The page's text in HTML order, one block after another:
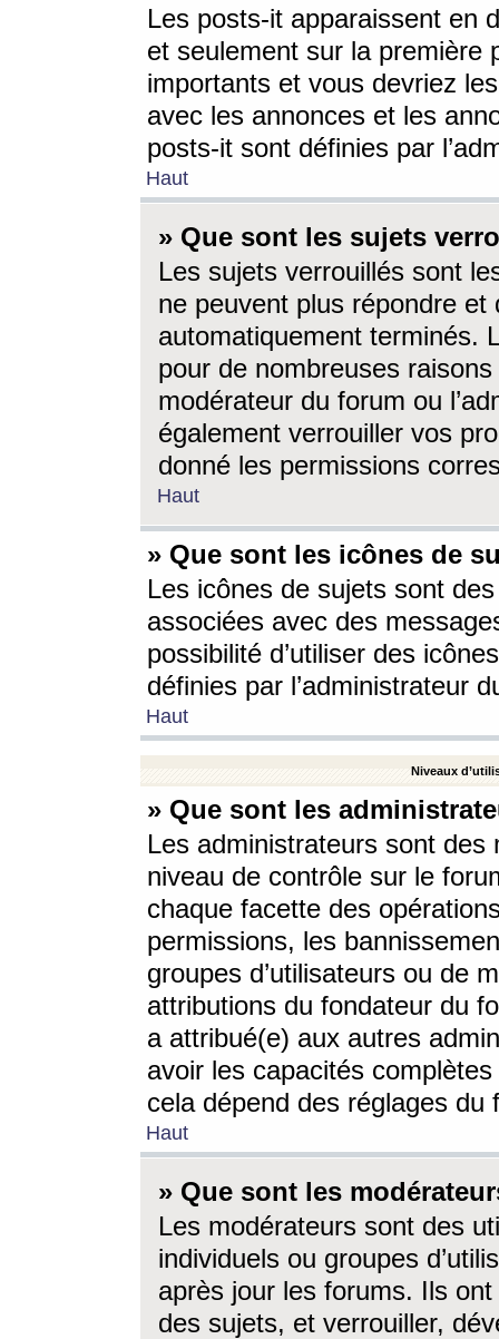
Les posts-it apparaissent en
et seulement sur la première
importants et vous devriez
avec les annonces et les
posts-it sont définies par
Haut
» Que sont les sujets
Les sujets verrouillés sont
ne peuvent plus répondre
automatiquement terminés.
pour de nombreuses
modérateur du forum ou
également verrouiller vos
donné les permissions
Haut
» Que sont les icônes de
Les icônes de sujets sont
associées avec des
possibilité d’utiliser des
définies par l’administrateur
Haut
Niveaux
» Que sont les
Les administrateurs sont
niveau de contrôle sur le
chaque facette des
permissions, les
groupes d’utilisateurs ou de
attributions du fondateur du
a attribué(e) aux autres
avoir les capacités
cela dépend des réglages du
Haut
» Que sont les
Les modérateurs sont des
individuels ou groupes
après jour les forums. Ils ont
des sujets, et verrouiller,